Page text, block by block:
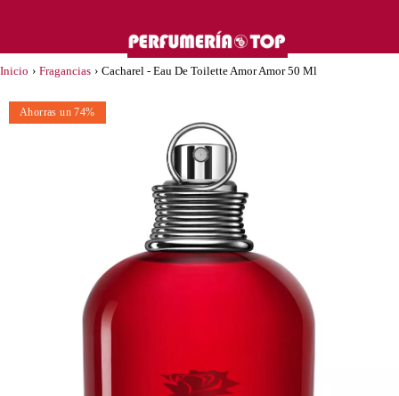
Inicio › Fragancias › Cacharel - Eau De Toilette Amor Amor 50 Ml
Ahorras un 74%